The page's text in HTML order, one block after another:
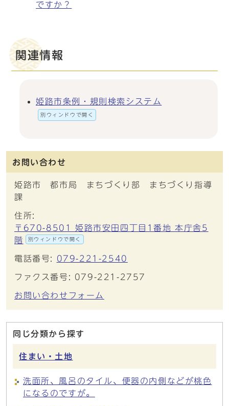
ですか？
関連情報
姫路市条例・規則検索システム
別ウィンドウで開く
お問い合わせ
姫路市 都市局 まちづくり部 まちづくり指導
課
住所:
〒670-8501 姫路市安田四丁目1番地 本庁舎5
階
別ウィンドウで開く
電話番号: 079-221-2540
ファクス番号: 079-221-2757
お問い合わせフォーム
同じ分類から探す
住まい・土地
洗面所、風呂のタイル、便器の内側などが桃色
になるのですが。